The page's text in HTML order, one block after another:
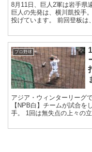
8月11日、巨人2軍は岩手県
巨人の先発は、横川凱投手
投げています。 前回登板は
プロ野球
アジア・ウィンターリーグ
【NPB白】チームが試合
手。 1回は無失点の上々の